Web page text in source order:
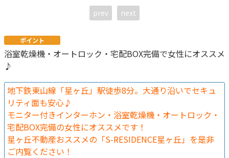
prev next
ポイント
浴室乾燥機・オートロック・宅配BOX完備で女性にオススメ
♪
地下鉄東山線「星ヶ丘」駅徒歩8分。大通り沿いでセキュ
リティ面も安心♪
モニター付きインターホン・浴室乾燥機・オートロック・
宅配BOX完備の女性にオススメです！
星ヶ丘不動産おススメの「S-RESIDENCE星ヶ丘」を是非
ご内覧ください！